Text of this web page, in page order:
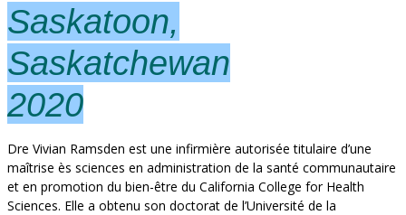
Saskatoon,
Saskatchewan
2020
Dre Vivian Ramsden est une infirmière autorisée titulaire d’une
maîtrise ès sciences en administration de la santé communautaire
et en promotion du bien-être du California College for Health
Sciences. Elle a obtenu son doctorat de l’Université de la